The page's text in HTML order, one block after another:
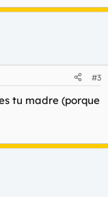
#3
tu madre (porque